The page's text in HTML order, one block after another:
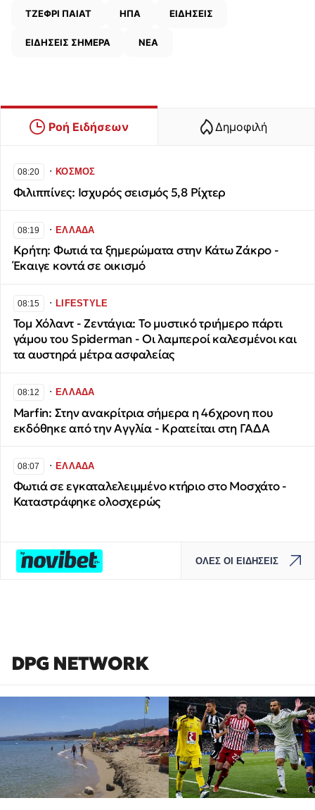
ΤΖΕΦΡΙ ΠΑΙΑΤ ΗΠΑ ΕΙΔΗΣΕΙΣ
ΕΙΔΗΣΕΙΣ ΣΗΜΕΡΑ ΝΕΑ
Ροή Ειδήσεων Δημοφιλή
08:20 ∙ΚΟΣΜΟΣ
Φιλιππίνες: Ισχυρός σεισμός 5,8 Ρίχτερ
08:19 ∙ΕΛΛΑΔΑ
Κρήτη: Φωτιά τα ξημερώματα στην Κάτω Ζάκρο -
Έκαιγε κοντά σε οικισμό
08:15 ∙LIFESTYLE
Τομ Χόλαντ - Ζεντάγια: Το μυστικό τριήμερο πάρτι
γάμου του Spiderman - Οι λαμπεροί καλεσμένοι και
τα αυστηρά μέτρα ασφαλείας
08:12 ∙ΕΛΛΑΔΑ
Marfin: Στην ανακρίτρια σήμερα η 46χρονη που
εκδόθηκε από την Αγγλία - Κρατείται στη ΓΑΔΑ
08:07 ∙ΕΛΛΑΔΑ
Φωτιά σε εγκαταλελειμμένο κτήριο στο Μοσχάτο -
Καταστράφηκε ολοσχερώς
ΟΛΕΣ ΟΙ ΕΙΔΗΣΕΙΣ
DPG NETWORK